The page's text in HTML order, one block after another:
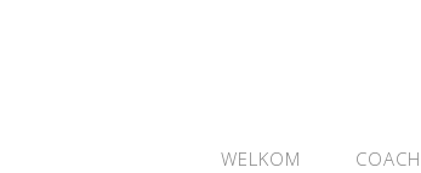
WELKOM